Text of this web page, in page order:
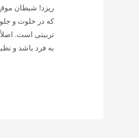
ریزد! شیطان
که در خلوت و
تربیتی است.
به فرد باشد و